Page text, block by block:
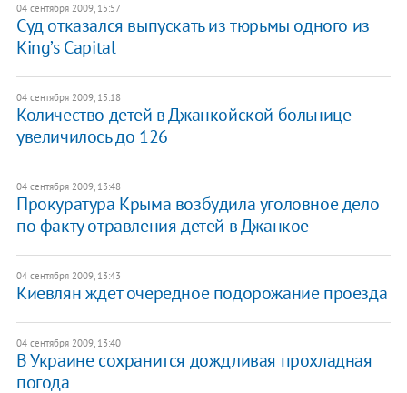
04 сентября 2009, 15:57
Суд отказался выпускать из тюрьмы одного из
King’s Capital
04 сентября 2009, 15:18
Количество детей в Джанкойской больнице
увеличилось до 126
04 сентября 2009, 13:48
Прокуратура Крыма возбудила уголовное дело
по факту отравления детей в Джанкое
04 сентября 2009, 13:43
Киевлян ждет очередное подорожание проезда
04 сентября 2009, 13:40
В Украине сохранится дождливая прохладная
погода